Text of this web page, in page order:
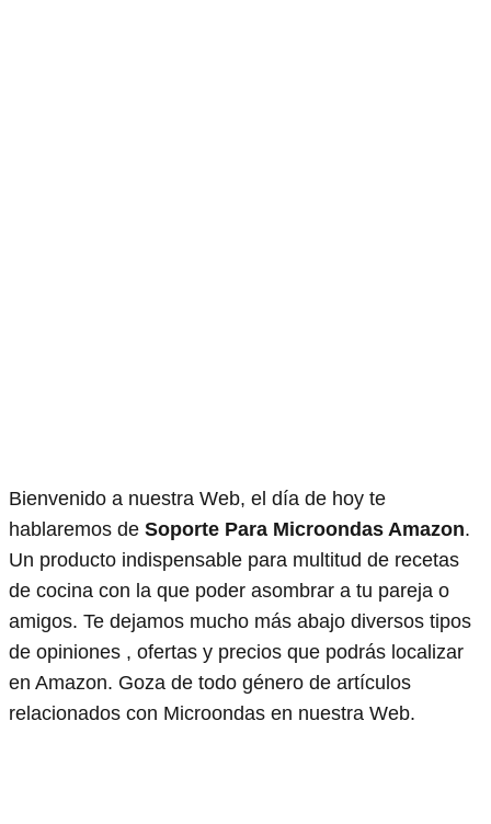
Bienvenido a nuestra Web, el día de hoy te
hablaremos de Soporte Para Microondas Amazon.
Un producto indispensable para multitud de recetas
de cocina con la que poder asombrar a tu pareja o
amigos. Te dejamos mucho más abajo diversos tipos
de opiniones , ofertas y precios que podrás localizar
en Amazon. Goza de todo género de artículos
relacionados con Microondas en nuestra Web.